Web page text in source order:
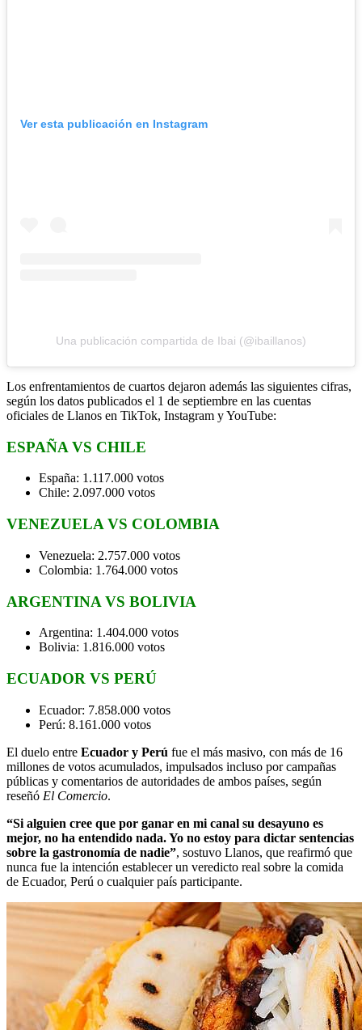
Ver esta publicación en Instagram
Una publicación compartida de Ibai (@ibaillanos)
Los enfrentamientos de cuartos dejaron además las siguientes cifras,
según los datos publicados el 1 de septiembre en las cuentas
oficiales de Llanos en TikTok, Instagram y YouTube:
ESPAÑA VS CHILE
España: 1.117.000 votos
Chile: 2.097.000 votos
VENEZUELA VS COLOMBIA
Venezuela: 2.757.000 votos
Colombia: 1.764.000 votos
ARGENTINA VS BOLIVIA
Argentina: 1.404.000 votos
Bolivia: 1.816.000 votos
ECUADOR VS PERÚ
Ecuador: 7.858.000 votos
Perú: 8.161.000 votos
El duelo entre Ecuador y Perú fue el más masivo, con más de 16
millones de votos acumulados, impulsados incluso por campañas
públicas y comentarios de autoridades de ambos países, según
reseñó El Comercio.
“Si alguien cree que por ganar en mi canal su desayuno es
mejor, no ha entendido nada. Yo no estoy para dictar sentencias
sobre la gastronomía de nadie”, sostuvo Llanos, que reafirmó que
nunca fue la intención establecer un veredicto real sobre la comida
de Ecuador, Perú o cualquier país participante.